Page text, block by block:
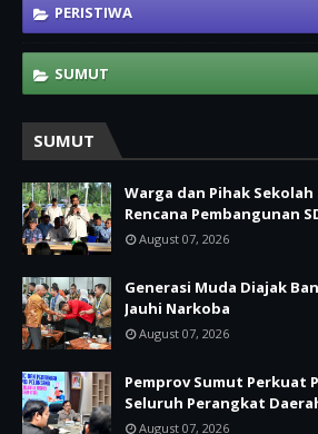
PERISTIWA
SUMUT
SUMUT
Warga dan Pihak
Rencana Pembangunan
August 07, 2026
Generasi Muda Diajak
Jauhi Narkoba
August 07, 2026
Pemprov Sumut Perkuat
Seluruh Perangkat
August 07, 2026